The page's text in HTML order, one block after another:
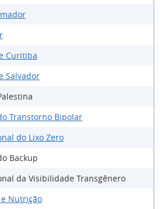
Curitiba
Salvador
Transtorno Bipolar
do Lixo Zero
Backup
da Visibilidade Transgênero
Nutrição